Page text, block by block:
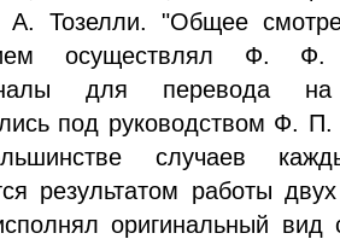
А. Тозелли. "Общее
осуществлял Ф. Ф.
для перевода
под руководством Ф. П.
случаев
результатом работы
оригинальный вид